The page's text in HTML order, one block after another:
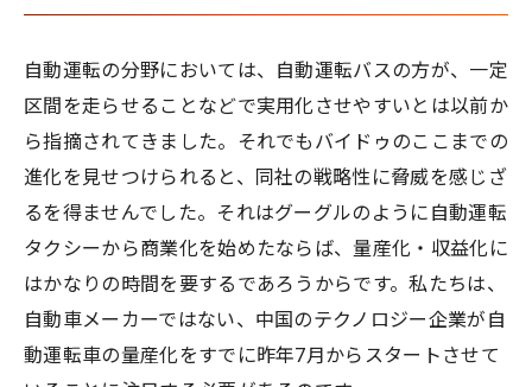
自動運転の分野においては、自動運転バスの方が、一定
区間を走らせることなどで実用化させやすいとは以前か
ら指摘されてきました。それでもバイドゥのここまでの
進化を見せつけられると、同社の戦略性に脅威を感じざ
るを得ませんでした。それはグーグルのように自動運転
タクシーから商業化を始めたならば、量産化・収益化に
はかなりの時間を要するであろうからです。私たちは、
自動車メーカーではない、中国のテクノロジー企業が自
動運転車の量産化をすでに昨年7月からスタートさせて